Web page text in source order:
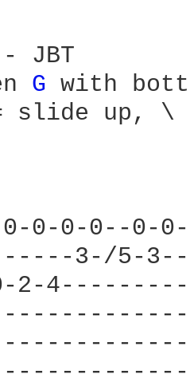
JBT
G with
slide up, \
0-0-0--0-
3-/5-
2-